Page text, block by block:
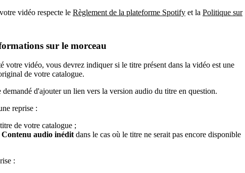
vidéo respecte le Règlement de la plateforme Spotify et la Politique sur
sur le morceau
votre vidéo, vous devrez indiquer si le titre présent dans la vidéo est une
de votre catalogue.
demandé d'ajouter un lien vers la version audio du titre en question.
reprise :
de votre catalogue ;
Contenu audio inéditdans le cas où le titre ne serait pas encore disponible
: